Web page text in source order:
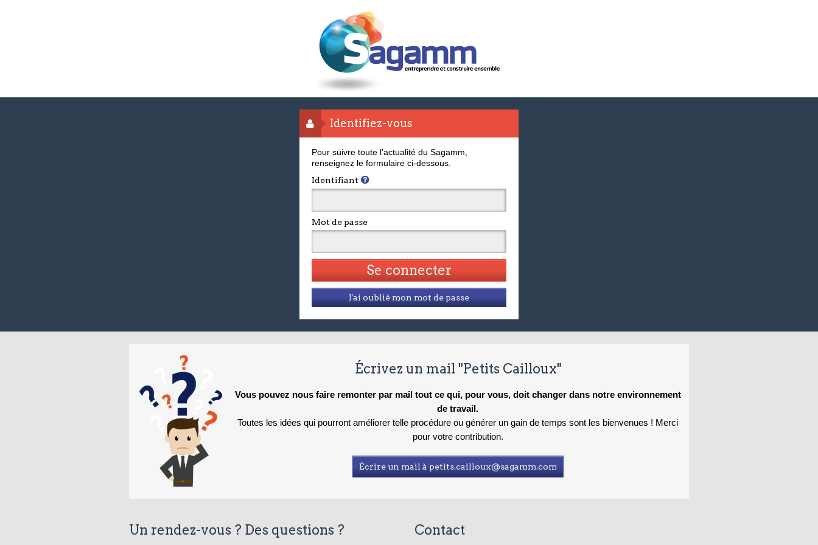
Identifiez-vous
Pour suivre toute l'actualité du Sagamm,
renseignez le formulaire ci-dessous.
Identifiant
Mot de passe
J'ai oublié mon mot de passe
Écrivez un mail "Petits Cailloux"
Vous pouvez nous faire remonter par mail tout ce qui, pour vous, doit changer dans notre environnement
de travail.
Toutes les idées qui pourront améliorer telle procédure ou générer un gain de temps sont les bienvenues ! Merci
pour votre contribution.
Écrire un mail à petits.cailloux@sagamm.com
Un rendez-vous ? Des questions ? Contact